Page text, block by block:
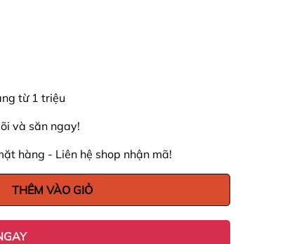
từ 1 triệu
và săn ngay!
hàng - Liên hệ shop nhận mã!
THÊM VÀO GIỎ